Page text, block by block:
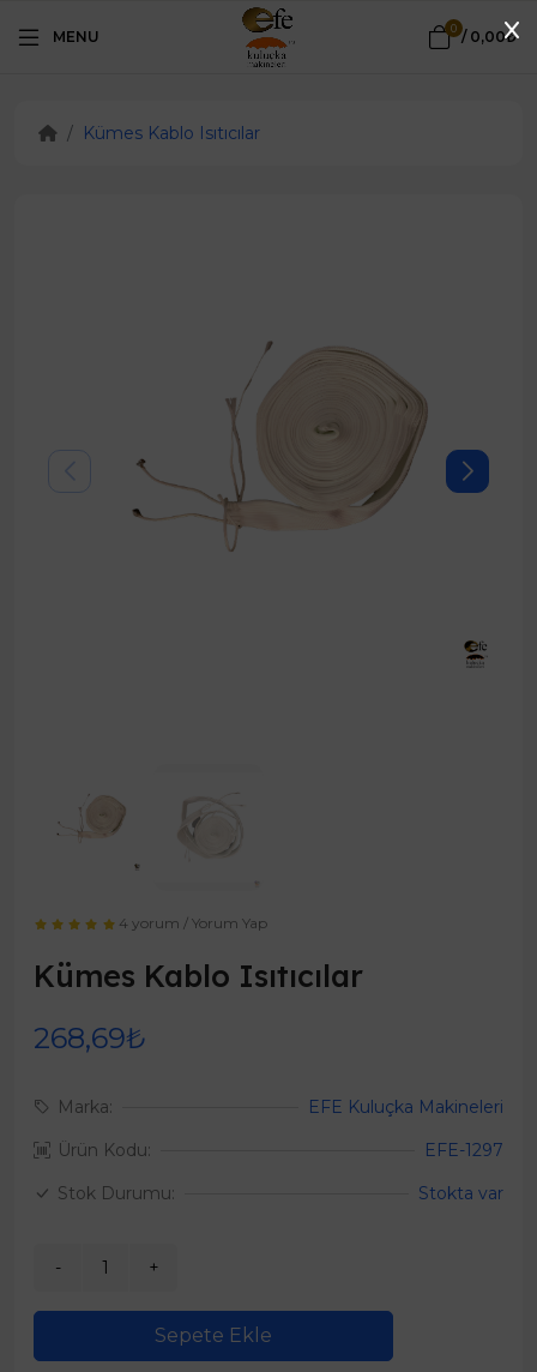
MENU 0 / 0,00₺
Kümes Kablo Isıtıcılar
4 yorum /Yorum Yap
Kümes Kablo Isıtıcılar
268,69₺
Marka:
EFE Kuluçka Makineleri
Ürün Kodu:
EFE-1297
Stok Durumu:
Stokta var
Sepete Ekle